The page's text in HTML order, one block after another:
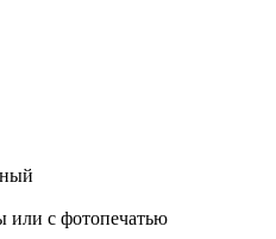
с фотопечатью